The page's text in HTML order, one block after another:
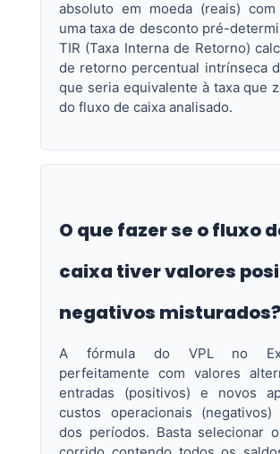
absoluto em moeda (reais)
uma taxa de desconto pré-
TIR (Taxa Interna de Retorno)
de retorno percentual intrínseca
que seria equivalente à taxa que
do fluxo de caixa analisado.
O que fazer se o fluxo
caixa tiver valores
negativos misturados?
A fórmula do VPL no
perfeitamente com valores
entradas (positivos) e novos
custos operacionais
dos períodos. Basta selecionar